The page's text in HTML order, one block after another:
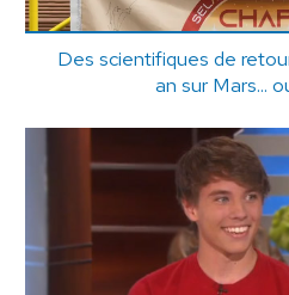
Des scientifiques de
an sur Mars...